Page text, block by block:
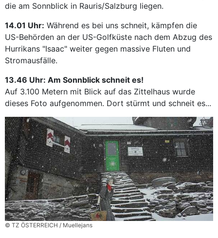
die am Sonnblick in Rauris/Salzburg liegen.
14.01 Uhr: Während es bei uns schneit, kämpfen die
US-Behörden an der US-Golfküste nach dem Abzug des
Hurrikans "Isaac" weiter gegen massive Fluten und
Stromausfälle.
13.46 Uhr: Am Sonnblick schneit es!
Auf 3.100 Metern mit Blick auf das Zittelhaus wurde
dieses Foto aufgenommen. Dort stürmt und schneit es...
© TZ ÖSTERREICH / Muellejans